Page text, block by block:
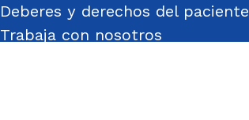
Deberes y derechos del paciente
Trabaja con nosotros